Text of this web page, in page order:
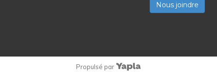
Nous joindre
Propulsé par